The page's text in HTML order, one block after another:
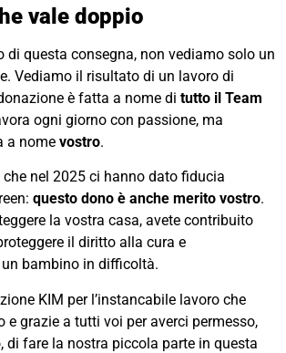
vale doppio
di questa consegna, non vediamo solo un
Vediamo il risultato di un lavoro di
è fatta a nome di tutto il Team
ogni giorno con passione, ma
a nome vostro.
nel 2025 ci hanno dato fiducia
questo dono è anche merito vostro.
la vostra casa, avete contribuito
il diritto alla cura e
bambino in difficoltà.
KIM per l’instancabile lavoro che
e grazie a tutti voi per averci permesso,
di fare la nostra piccola parte in questa